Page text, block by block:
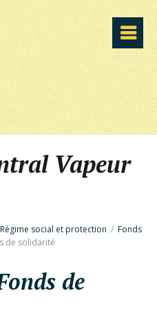
Vapeur
Régime social et protection / Fonds
de solidarité
de